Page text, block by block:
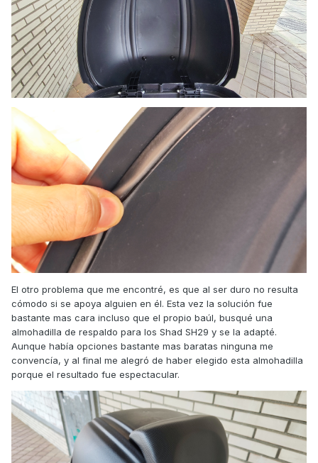
El otro problema que me encontré, es que al ser duro no resulta
cómodo si se apoya alguien en él. Esta vez la solución fue
bastante mas cara incluso que el propio baúl, busqué una
almohadilla de respaldo para los Shad SH29 y se la adapté.
Aunque había opciones bastante mas baratas ninguna me
convencía, y al final me alegró de haber elegido esta almohadilla
porque el resultado fue espectacular.